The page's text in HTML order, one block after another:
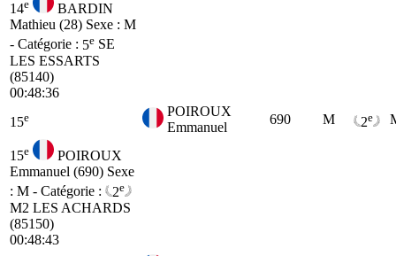
14e
BARDIN
Mathieu (28) Sexe : M
- Catégorie : 5e SE
LES ESSARTS
(85140)
00:48:36
15e
POIROUX
Emmanuel
690 M 2e
15e
POIROUX
Emmanuel (690) Sexe
: M - Catégorie :
2e
M2 LES ACHARDS
(85150)
00:48:43